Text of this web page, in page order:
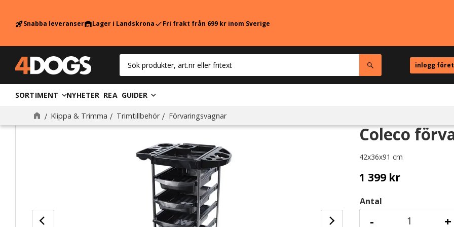
rocket_launchSnabba leveranserwarehouseLager i LandskronacheckFri frakt från 699 kr inom Sverige
inlogg
SORTIMENT NYHETER REA GUIDER
Klippa & Trimma Trimtillbehör Förvaringsvagnar
Coleco
42x36x91 cm
1 399kr
Antal
+
-